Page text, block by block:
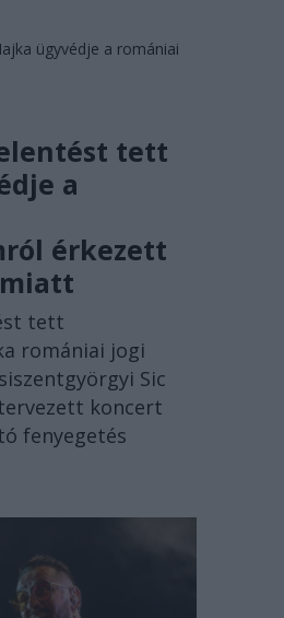
tett
a
érkezett
tett
romániai jogi
Sic
koncert
fenyegetés